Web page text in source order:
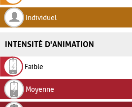
Individuel
INTENSITÉ D'ANIMATION
Faible
Moyenne